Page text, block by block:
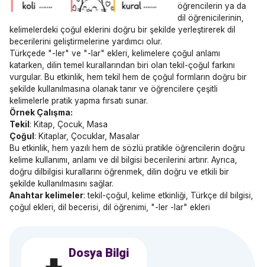
öğrencilerin ya da
dil öğrenicilerinin,
kelimelerdeki çoğul eklerini doğru bir şekilde yerleştirerek dil
becerilerini geliştirmelerine yardımcı olur.
Türkçede "-ler" ve "-lar" ekleri, kelimelere çoğul anlamı
katarken, dilin temel kurallarından biri olan tekil-çoğul farkını
vurgular. Bu etkinlik, hem tekil hem de çoğul formların doğru bir
şekilde kullanılmasına olanak tanır ve öğrencilere çeşitli
kelimelerle pratik yapma fırsatı sunar.
Örnek Çalışma:
Tekil : Kitap, Çocuk, Masa
Çoğul : Kitaplar, Çocuklar, Masalar
Bu etkinlik, hem yazılı hem de sözlü pratikle öğrencilerin doğru
kelime kullanımı, anlamı ve dil bilgisi becerilerini artırır. Ayrıca,
doğru dilbilgisi kurallarını öğrenmek, dilin doğru ve etkili bir
şekilde kullanılmasını sağlar.
Anahtar kelimeler: tekil-çoğul, kelime etkinliği, Türkçe dil bilgisi,
çoğul ekleri, dil becerisi, dil öğrenimi, "-ler -lar" ekleri
Dosya Bilgi